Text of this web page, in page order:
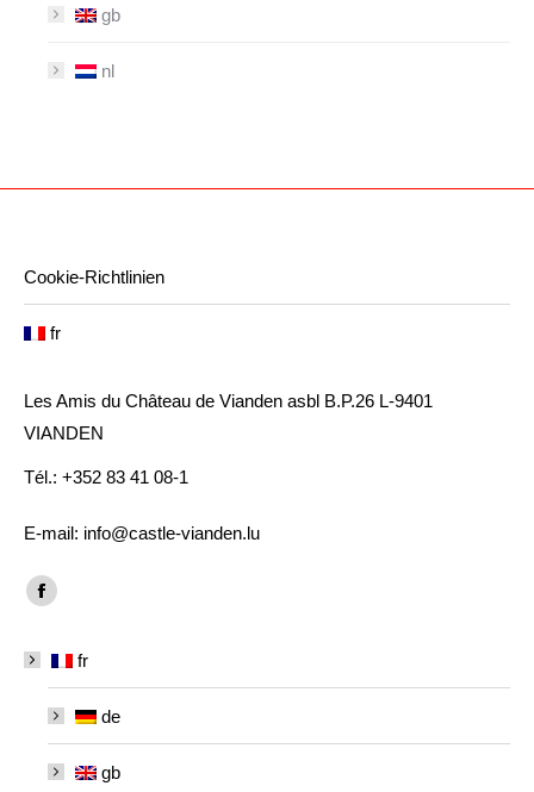
gb
nl
Cookie-Richtlinien
fr
Les Amis du Château de Vianden asbl B.P.26 L-9401
VIANDEN
Tél.: +352 83 41 08-1
E-mail: info@castle-vianden.lu
Trouvez nous sur :
Facebook
opens
new
window
fr
de
gb